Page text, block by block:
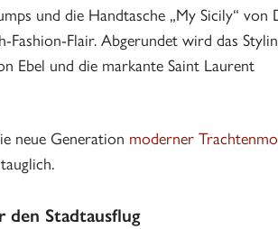
und die Handtasche „My Sicily“ von
Flair. Abgerundet wird das
Ebel und die markante Saint Laurent
neue Generation moderner
den Stadtausflug